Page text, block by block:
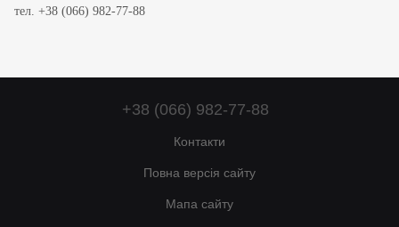
тел. +38 (066) 982-77-88
+38 (066) 982-77-88
Контакти
Повна версія сайту
Мапа сайту